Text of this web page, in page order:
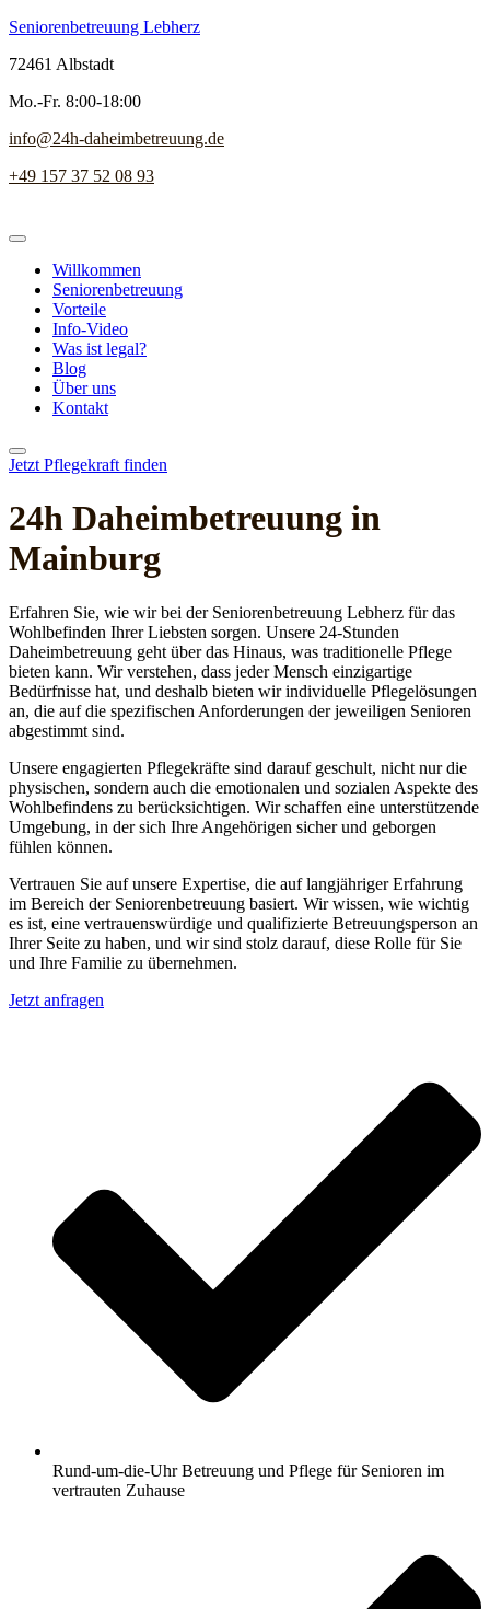
Seniorenbetreuung Lebherz
72461 Albstadt
Mo.-Fr. 8:00-18:00
info@24h-daheimbetreuung.de
+49 157 37 52 08 93
Willkommen
Seniorenbetreuung
Vorteile
Info-Video
Was ist legal?
Blog
Über uns
Kontakt
Jetzt Pflegekraft finden
24h Daheim­betreuung in
Mainburg
Erfahren Sie, wie wir bei der Seniorenbetreuung Lebherz für das
Wohlbefinden Ihrer Liebsten sorgen. Unsere 24-Stunden
Daheimbetreuung geht über das Hinaus, was traditionelle Pflege
bieten kann. Wir verstehen, dass jeder Mensch einzigartige
Bedürfnisse hat, und deshalb bieten wir individuelle Pflegelösungen
an, die auf die spezifischen Anforderungen der jeweiligen Senioren
abgestimmt sind.
Unsere engagierten Pflegekräfte sind darauf geschult, nicht nur die
physischen, sondern auch die emotionalen und sozialen Aspekte des
Wohlbefindens zu berücksichtigen. Wir schaffen eine unterstützende
Umgebung, in der sich Ihre Angehörigen sicher und geborgen
fühlen können.
Vertrauen Sie auf unsere Expertise, die auf langjähriger Erfahrung
im Bereich der Seniorenbetreuung basiert. Wir wissen, wie wichtig
es ist, eine vertrauenswürdige und qualifizierte Betreuungsperson an
Ihrer Seite zu haben, und wir sind stolz darauf, diese Rolle für Sie
und Ihre Familie zu übernehmen.
Jetzt anfragen
Rund-um-die-Uhr Betreuung und Pflege für Senioren im
vertrauten Zuhause